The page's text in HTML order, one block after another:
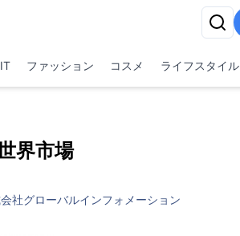
ファッション コスメ ライフスタイル
界市場
社グローバルインフォメーション